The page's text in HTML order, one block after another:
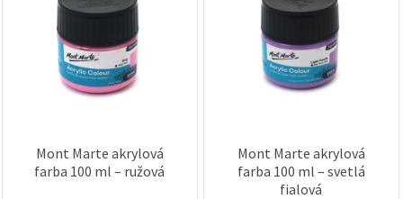
Mont Marte akrylová
farba 100 ml – ružová
Mont Marte akrylová
farba 100 ml – svetlá
fialová